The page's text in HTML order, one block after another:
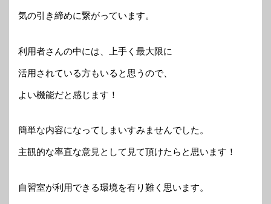
気の引き締めに繋がっています。
利用者さんの中には、上手く最大限に
活用されている方もいると思うので、
よい機能だと感じます！
簡単な内容になってしまいすみませんでした。
主観的な率直な意見として見て頂けたらと思います！
自習室が利用できる環境を有り難く思います。